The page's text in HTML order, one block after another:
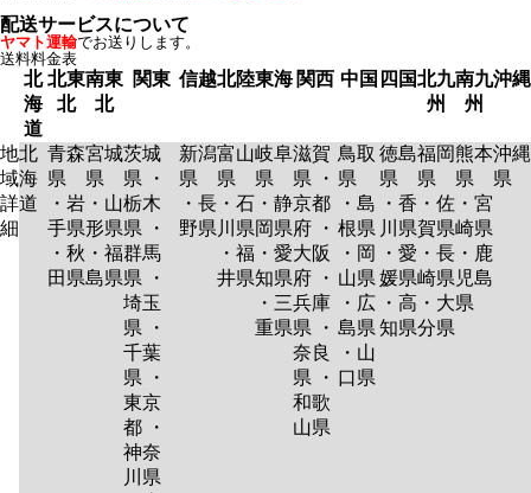
配送サービスについて
ヤマト運輸でお送りします。
送料料金表
北
海
道
北東
北
南東
北
関東 信越北陸東海 関西 中国 四国北九
州
南九
州
沖縄
地
域
詳
細
北
海
道
青森
県
・岩
手県
・秋
田県
宮城
県
・山
形県
・福
島県
茨城
県 ・
栃木
県 ・
群馬
県 ・
埼玉
県 ・
千葉
県 ・
東京
都 ・
神奈
川県
新潟
県
・長
野県
富山
県
・石
川県
・福
井県
岐阜
県
・静
岡県
・愛
知県
・三
重県
滋賀
県 ・
京都
府 ・
大阪
府 ・
兵庫
県 ・
奈良
県 ・
和歌
山県
鳥取
県
・島
根県
・岡
山県
・広
島県
・山
口県
徳島
県
・香
川県
・愛
媛県
・高
知県
福岡
県
・佐
賀県
・長
崎県
・大
分県
熊本
県
・宮
崎県
・鹿
児島
県
沖縄
県